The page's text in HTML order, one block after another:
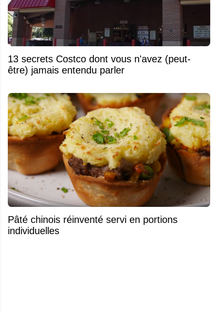
13 secrets Costco dont vous n'avez (peut-
être) jamais entendu parler
Pâté chinois réinventé servi en portions
individuelles